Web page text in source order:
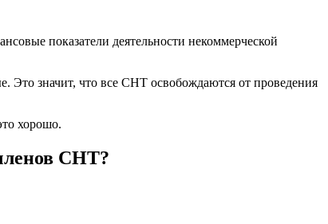
показатели деятельности некоммерческой
Это значит, что все СНТ освобождаются от проведения
хорошо.
СНТ?